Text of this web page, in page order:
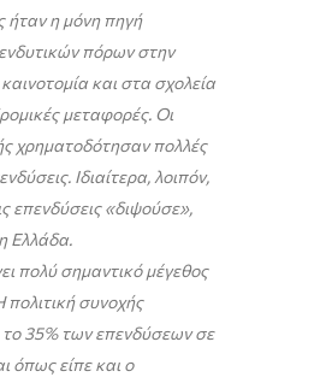
ήταν η μόνη πηγή
πόρων στην
και στα σχολεία
μεταφορές. Οι
χρηματοδότησαν πολλές
Ιδιαίτερα, λοιπόν,
επενδύσεις «διψούσε»,
Ελλάδα.
πολύ σημαντικό μέγεθος
πολιτική συνοχής
35% των επενδύσεων σε
όπως είπε και ο